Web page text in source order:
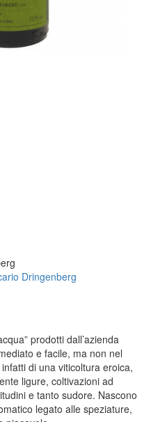
Dringenberg
prodotti dall’azienda
e facile, ma non nel
di una viticoltura eroica,
ligure, coltivazioni ad
e tanto sudore. Nascono
legato alle speziature,